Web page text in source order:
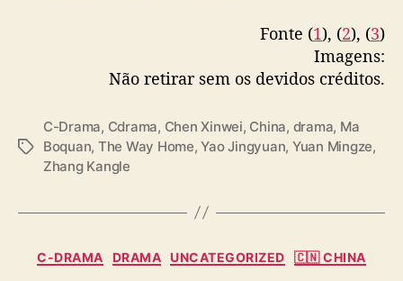
Fonte (1), (2), (3)
Imagens:
Não retirar sem os devidos créditos.
T
C-Drama, Cdrama, Chen Xinwei, China, drama, Ma
Boquan, The Way Home,Yao Jingyuan, Yuan Mingze,
Zhang Kangle
C
C-DRAMA DRAMA UNCATEGORIZED 🇨🇳 CHINA